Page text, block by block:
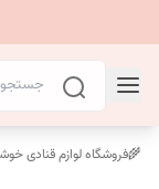
🌾فروشگاه لوازم قنادی